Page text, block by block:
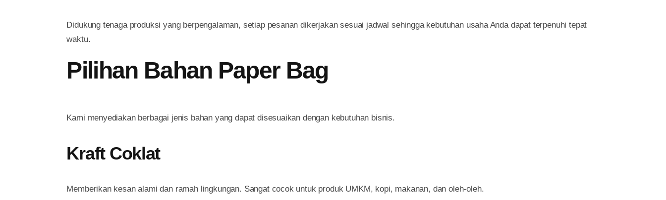
Didukung tenaga produksi yang berpengalaman, setiap pesanan dikerjakan sesuai jadwal sehingga kebutuhan usaha Anda dapat terpenuhi tepat
waktu.
Pilihan Bahan Paper Bag
Kami menyediakan berbagai jenis bahan yang dapat disesuaikan dengan kebutuhan bisnis.
Kraft Coklat
Memberikan kesan alami dan ramah lingkungan. Sangat cocok untuk produk UMKM, kopi, makanan, dan oleh-oleh.